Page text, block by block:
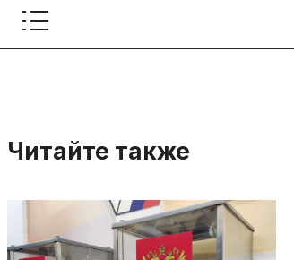
Читайте также